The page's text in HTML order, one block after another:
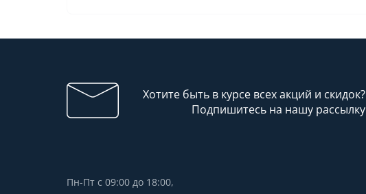
Хотите быть в курсе всех акций и скидок?
Подпишитесь на нашу рассылку
Пн-Пт с 09:00 до 18:00,